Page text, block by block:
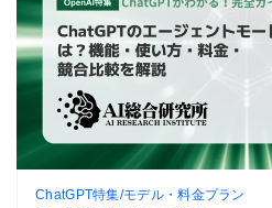
ChatGPT特集/モデル・料金プラン